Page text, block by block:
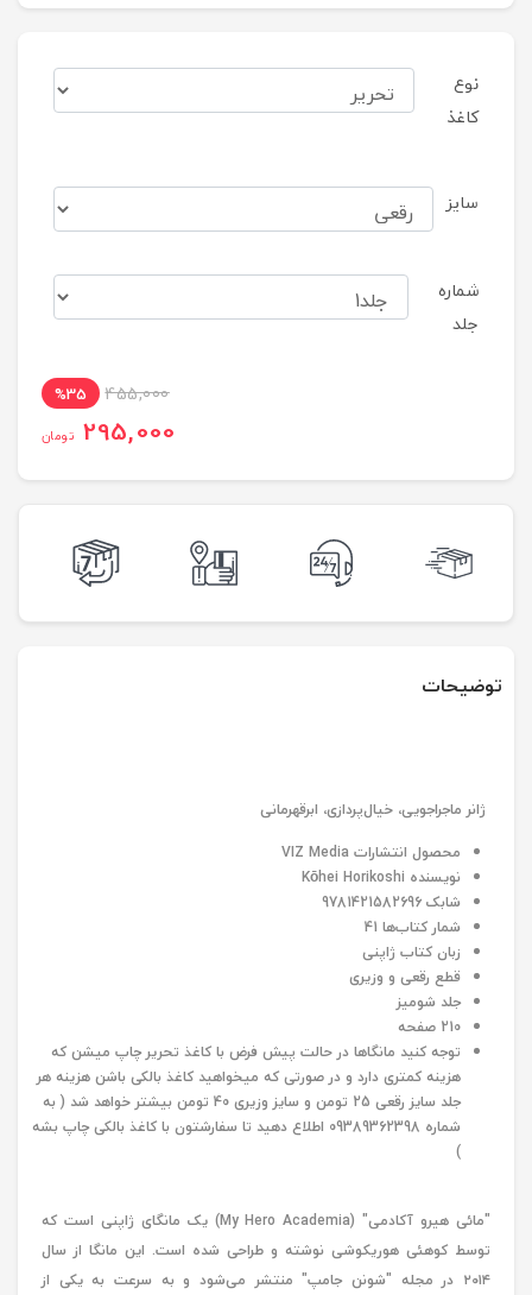
نوع
کاغذ
سایز
شماره
جلد
455,000
%35
295,000 تومان
توضیحات
ژانر ماجراجویی، خیال‌پردازی، ابرقهرمانی
محصول انتشارات VIZ Media
نویسنده Kōhei Horikoshi
شابک 9781421582696
شمار کتاب‌ها 41
زبان کتاب ژاپنی
قطع رقعی و وزیری
جلد شومیز
210 صفحه
توجه کنید مانگاها در حالت پیش فرض با کاغذ تحریر چاپ میشن که
هزینه کمتری دارد و در صورتی که میخواهید کاغذ بالکی باشن هزینه هر
جلد سایز رقعی 25 تومن و سایز وزیری 40 تومن بیشتر خواهد شد ( به
شماره 09389362398 اطلاع دهید تا سفارشتون با کاغذ بالکی چاپ بشه
)
"مائی هیرو آکادمی" (My Hero Academia) یک مانگای ژاپنی است که
توسط کوهئی هوریکوشی نوشته و طراحی شده است. این مانگا از سال
۲۰۱۴ در مجله "شونن جامپ" منتشر می‌شود و به سرعت به یکی از